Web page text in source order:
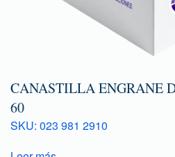
CANASTILLA ENGRANE
60
SKU: 023 981 2910